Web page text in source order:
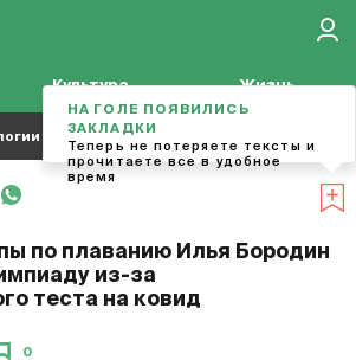
Культура Жизнь
Кино Футбол
по плаванию Илья Бородин
из-за
теста на ковид
0
НА ГОЛЕ ПОЯВИЛИСЬ
ЗАКЛАДКИ
Теперь не потеряете тексты и
прочитаете все в удобное
время